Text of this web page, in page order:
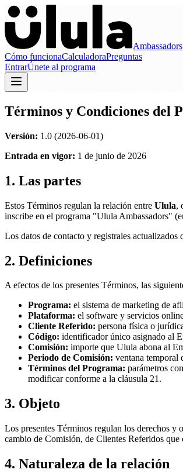
Ambassadors
Cómo funcionaCalculadoraPreguntas
EntrarÚnete al programa
Términos y Condiciones del
Versión: 1.0 (2026-06-01)
Entrada en vigor: 1 de junio de 2026
1. Las partes
Estos Términos regulan la relación entre Ulula,
inscribe en el programa "Ulula Ambassadors"
Los datos de contacto y registrales
2. Definiciones
A efectos de los presentes Términos, las
Programa: el sistema de marketing de
Plataforma: el software y servicios
Cliente Referido: persona física o
Código: identificador único asignado al
Comisión: importe que Ulula abona al
Periodo de Comisión: ventana temporal
Términos del Programa: parámetros
modificar conforme a la cláusula 21.
3. Objeto
Los presentes Términos regulan los derechos
cambio de Comisión, de Clientes Referidos
4. Naturaleza de la relación